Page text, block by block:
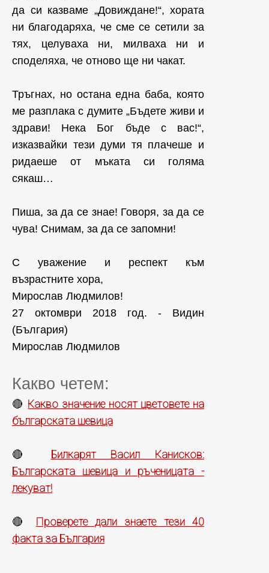
да си казваме „Довиждане!“, хората
ни благодаряха, че сме се сетили за
тях, целуваха ни, милваха ни и
споделяха, че отново ще ни чакат.
Тръгнах, но остана една баба, която
ме разплака с думите „Бъдете живи и
здрави! Нека Бог бъде с вас!“,
изказвайки тези думи тя плачеше и
ридаеше от мъката си голяма
сякаш…
Пиша, за да се знае! Говоря, за да се
чува! Снимам, за да се запомни!
С уважение и респект към
възрастните хора,
Мирослав Людмилов!
27 октомври 2018 год. - Видин
(България)
Мирослав Людмилов
Какво четем:
🔴 Какво значение носят цветовете на
българската шевица
🔴 Билкарят Васил Канисков:
Българската шевица и ръченицата -
лекуват!
🔴 Проверете дали знаете тези 40
факта за България